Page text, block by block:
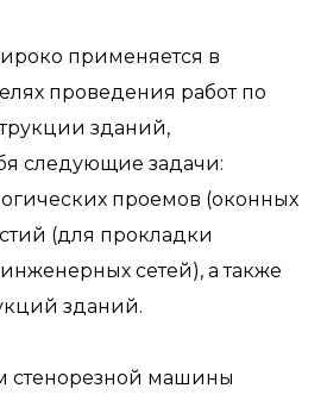
применяется в
проведения работ по
зданий,
следующие задачи:
проемов (оконных
(для прокладки
сетей), а также
зданий.
стенорезной машины